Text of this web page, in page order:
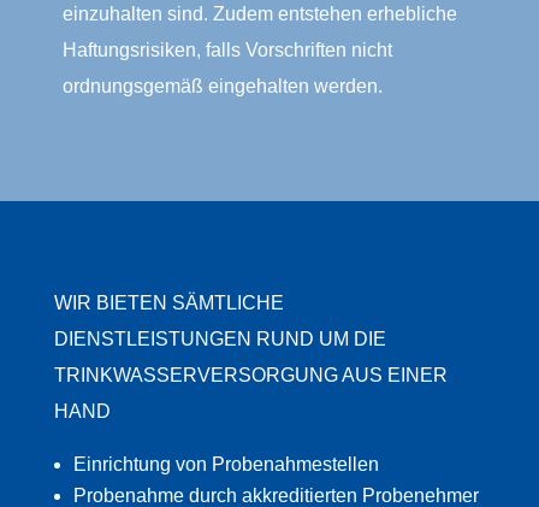
einzuhalten sind. Zudem entstehen erhebliche
Haftungsrisiken, falls Vor­schriften nicht
ordnungsgemäß eingehalten werden.
WIR BIETEN SÄMTLICHE
DIENSTLEISTUNGEN RUND UM DIE
TRINKWASSERVERSORGUNG AUS EINER
HAND
Einrichtung von Probenahmestellen
Probenahme durch akkreditierten Probenehmer